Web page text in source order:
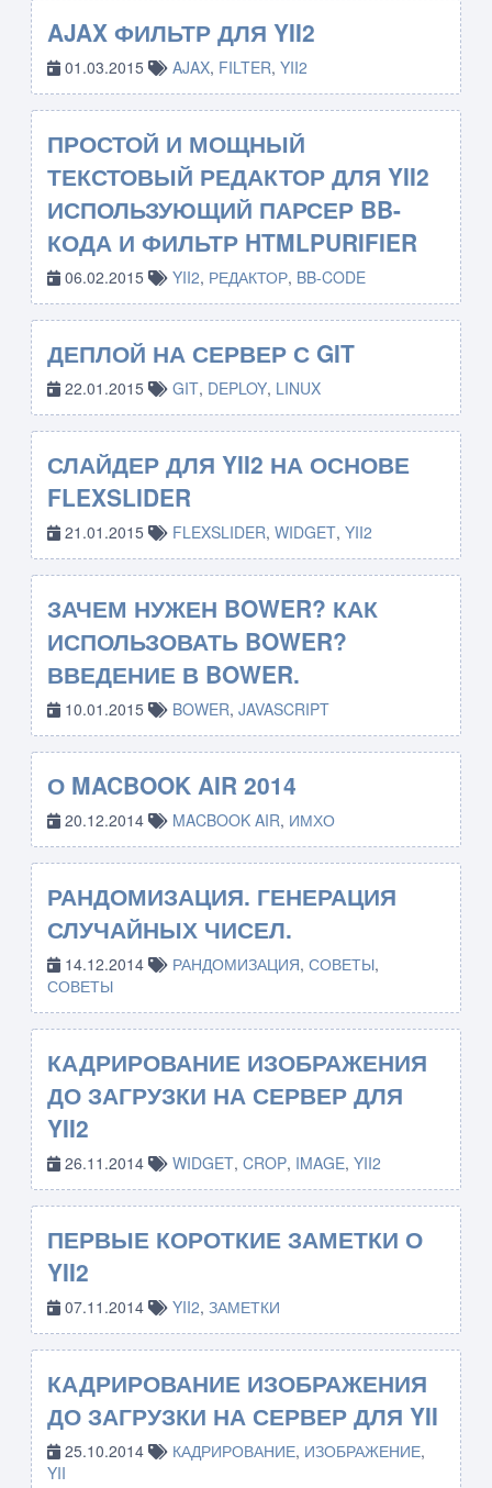
AJAX ФИЛЬТР ДЛЯ YII2
01.03.2015 AJAX, FILTER, YII2
ПРОСТОЙ И МОЩНЫЙ
ТЕКСТОВЫЙ РЕДАКТОР ДЛЯ YII2
ИСПОЛЬЗУЮЩИЙ ПАРСЕР BB-
КОДА И ФИЛЬТР HTMLPURIFIER
06.02.2015 YII2, РЕДАКТОР, BB-CODE
ДЕПЛОЙ НА СЕРВЕР С GIT
22.01.2015 GIT, DEPLOY, LINUX
СЛАЙДЕР ДЛЯ YII2 НА ОСНОВЕ
FLEXSLIDER
21.01.2015 FLEXSLIDER, WIDGET, YII2
ЗАЧЕМ НУЖЕН BOWER? КАК
ИСПОЛЬЗОВАТЬ BOWER?
ВВЕДЕНИЕ В BOWER.
10.01.2015 BOWER, JAVASCRIPT
О MACBOOK AIR 2014
20.12.2014 MACBOOK AIR, ИМХО
РАНДОМИЗАЦИЯ. ГЕНЕРАЦИЯ
СЛУЧАЙНЫХ ЧИСЕЛ.
14.12.2014 РАНДОМИЗАЦИЯ, СОВЕТЫ,
СОВЕТЫ
КАДРИРОВАНИЕ ИЗОБРАЖЕНИЯ
ДО ЗАГРУЗКИ НА СЕРВЕР ДЛЯ
YII2
26.11.2014 WIDGET, CROP, IMAGE, YII2
ПЕРВЫЕ КОРОТКИЕ ЗАМЕТКИ О
YII2
07.11.2014 YII2, ЗАМЕТКИ
КАДРИРОВАНИЕ ИЗОБРАЖЕНИЯ
ДО ЗАГРУЗКИ НА СЕРВЕР ДЛЯ YII
25.10.2014 КАДРИРОВАНИЕ, ИЗОБРАЖЕНИЕ,
YII